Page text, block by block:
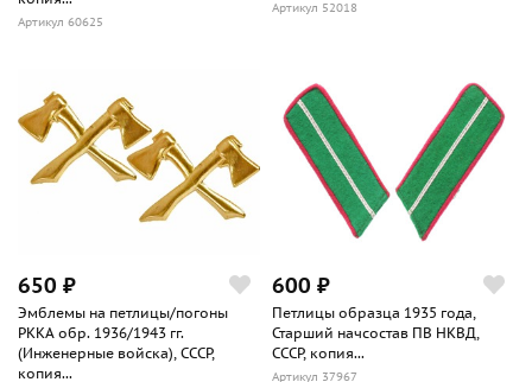
Артикул 60625
Артикул 52018
650 ₽
Эмблемы на петлицы/погоны
РККА обр. 1936/1943 гг.
(Инженерные войска), СССР,
копия...
600 ₽
Петлицы образца 1935 года,
Старший начсостав ПВ НКВД,
СССР, копия...
Артикул 37967